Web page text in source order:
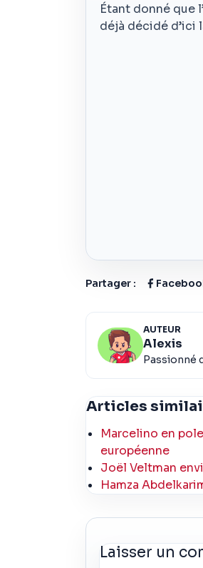
Étant donné que
déjà décidé d’ici
Partager :
AUTEUR
Alexis
Passionné
Articles
Marcelino en
européenne
Joël Veltman
Hamza
Laisser un